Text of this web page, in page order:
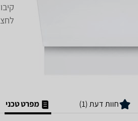
חוות דעת (1) מפרט טכני